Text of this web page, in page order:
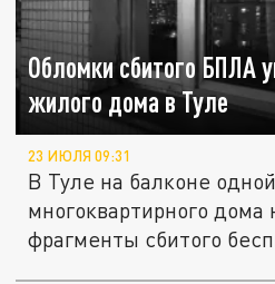
Обломки сбитого БПЛА
жилого дома в Туле
23 ИЮЛЯ 09:31
В Туле на балконе
многоквартирного
фрагменты сбитого